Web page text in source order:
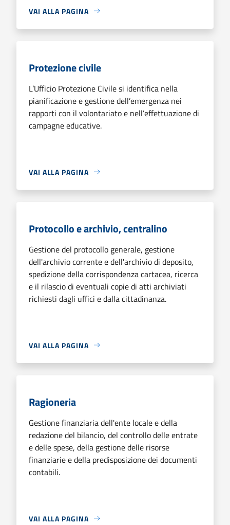
VAI ALLA PAGINA
Protezione civile
L’Ufficio Protezione Civile si identifica nella
pianificazione e gestione dell’emergenza nei
rapporti con il volontariato e nell’effettuazione di
campagne educative.
VAI ALLA PAGINA
Protocollo e archivio, centralino
Gestione del protocollo generale, gestione
dell'archivio corrente e dell'archivio di deposito,
spedizione della corrispondenza cartacea, ricerca
e il rilascio di eventuali copie di atti archiviati
richiesti dagli uffici e dalla cittadinanza.
VAI ALLA PAGINA
Ragioneria
Gestione finanziaria dell'ente locale e della
redazione del bilancio, del controllo delle entrate
e delle spese, della gestione delle risorse
finanziarie e della predisposizione dei documenti
contabili.
VAI ALLA PAGINA